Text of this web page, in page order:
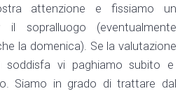
attenzione e fissiamo un
il sopralluogo (eventualmente
la domenica). Se la valutazione
vi paghiamo subito e
Siamo in grado di trattare dal